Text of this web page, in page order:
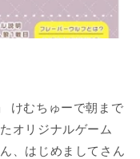
けむちゅーで朝まで
オリジナルゲーム
、はじめましてさん